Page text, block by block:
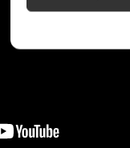
základě aktivně